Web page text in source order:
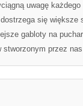
uwagę
się większe
gabloty na
stworzonym przez